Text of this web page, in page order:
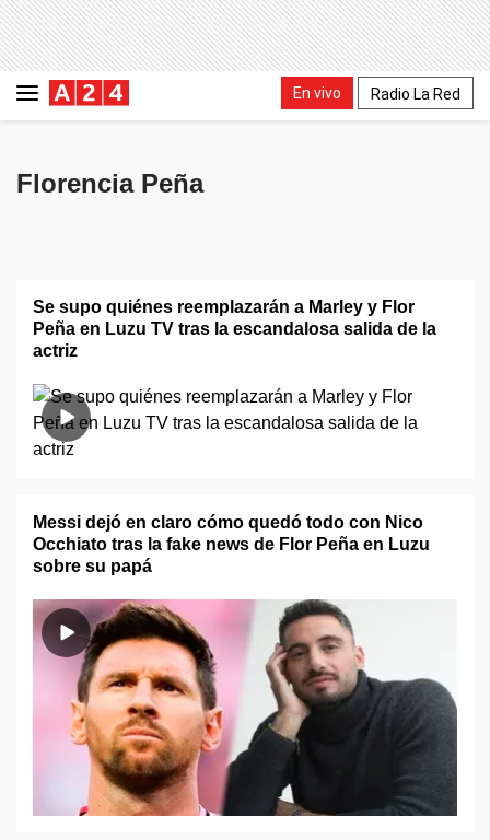
En vivo Radio La Red
Florencia Peña
Se supo quiénes reemplazarán a Marley y Flor
Peña en Luzu TV tras la escandalosa salida de la
actriz
Messi dejó en claro cómo quedó todo con Nico
Occhiato tras la fake news de Flor Peña en Luzu
sobre su papá